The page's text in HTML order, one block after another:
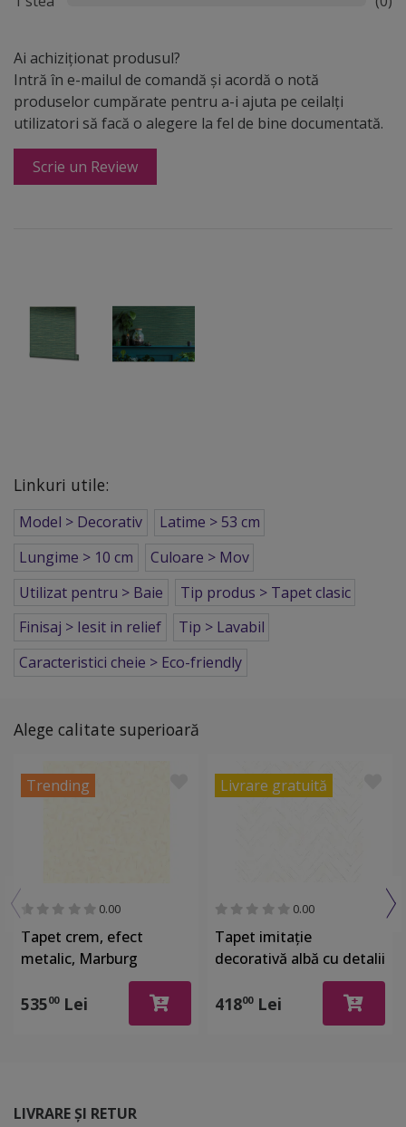
Ai achiziționat produsul?
Intră în e-mailul de comandă și acordă o notă
produselor cumpărate pentru a-i ajuta pe ceilalți
utilizatori să facă o alegere la fel de bine documentată.
Scrie un Review
Linkuri utile:
Model > Decorativ
Latime > 53 cm
Lungime > 10 cm
Culoare > Mov
Utilizat pentru > Baie
Tip produs > Tapet clasic
Finisaj > Iesit in relief
Tip > Lavabil
Caracteristici cheie > Eco-friendly
Alege calitate superioară
Trending
0.00
Tapet crem, efect
metalic, Marburg
Gloockler 52502
53500Lei
Livrare gratuită
0.00
Tapet imitaţie
decorativă albă cu detalii
argintii, Marburg 32034
41800Lei
LIVRARE ȘI RETUR